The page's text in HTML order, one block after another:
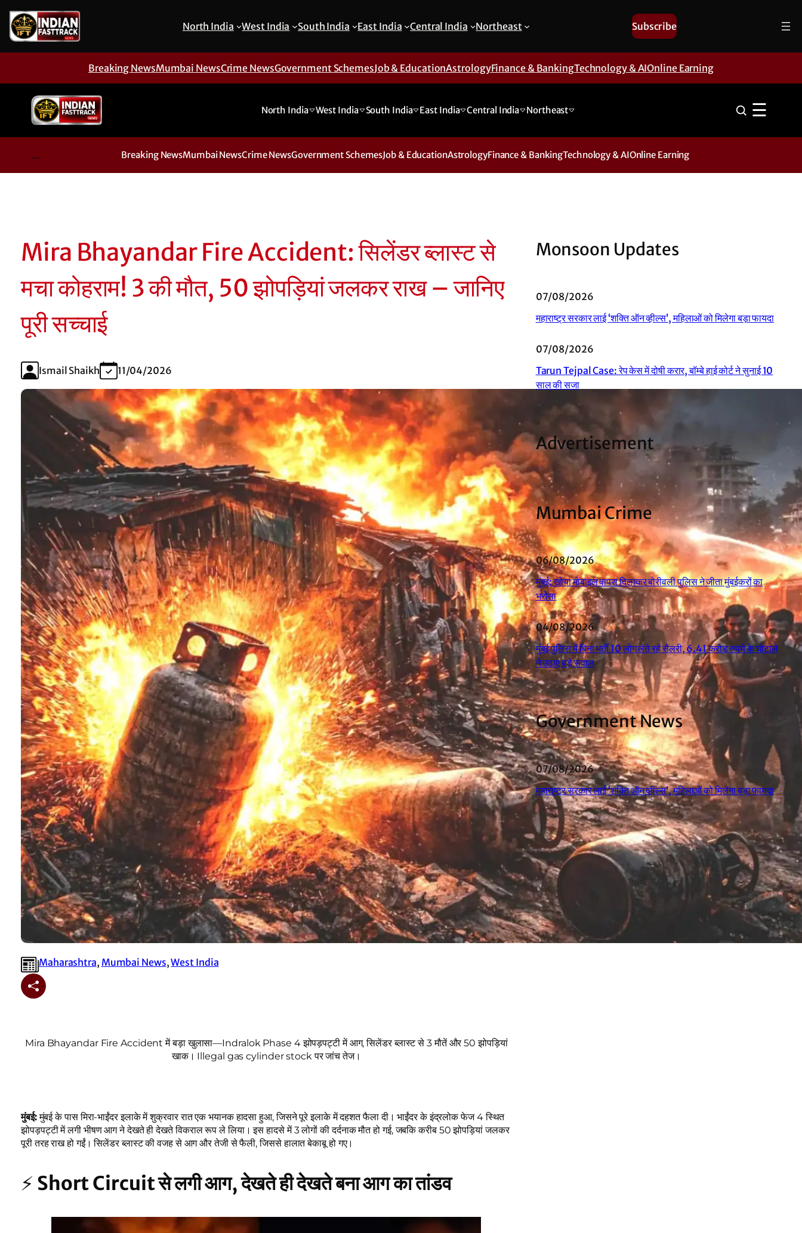
North India West India South India East India Central India Northeast Subscribe
Breaking NewsMumbai NewsCrime NewsGovernment SchemesJob & EducationAstrologyFinance & BankingTechnology & AIOnline Earning
North India West India South India East India Central India Northeast ☰
... Breaking NewsMumbai NewsCrime NewsGovernment SchemesJob & EducationAstrologyFinance & BankingTechnology & AIOnline Earning
Mira Bhayandar Fire Accident: सिलेंडर ब्लास्ट से
मचा कोहराम! 3 की मौत, 50 झोपड़ियां जलकर राख – जानिए
पूरी सच्चाई
Ismail Shaikh 11/04/2026
Maharashtra, Mumbai News, West India
Mira Bhayandar Fire Accident में बड़ा खुलासा—Indralok Phase 4 झोपड़पट्टी में आग, सिलेंडर ब्लास्ट से 3 मौतें और 50 झोपड़ियां
खाक। Illegal gas cylinder stock पर जांच तेज।
मुंबई:मुंबई के पास मिरा-भाईंदर इलाके में शुक्रवार रात एक भयानक हादसा हुआ, जिसने पूरे इलाके में दहशत फैला दी। भाईंदर के इंद्रलोक फेज 4 स्थित
झोपड़पट्टी में लगी भीषण आग ने देखते ही देखते विकराल रूप ले लिया। इस हादसे में 3 लोगों की दर्दनाक मौत हो गई, जबकि करीब 50 झोपड़ियां जलकर
पूरी तरह राख हो गईं। सिलेंडर ब्लास्ट की वजह से आग और तेजी से फैली, जिससे हालात बेकाबू हो गए।
⚡ Short Circuit से लगी आग, देखते ही देखते बना आग का तांडव
Monsoon Updates
07/08/2026
महाराष्ट्र सरकार लाई ‘शक्ति ऑन व्हील्स’, महिलाओं को मिलेगा बड़ा फायदा
07/08/2026
Tarun Tejpal Case: रेप केस में दोषी करार, बॉम्बे हाई कोर्ट ने सुनाई 10
साल की सजा
Advertisement
Mumbai Crime
06/08/2026
मुंबई: खोया मोबाइल वापस दिलाकर बोरीवली पुलिस ने जीता मुंबईकरों का
भरोसा
04/08/2026
मुंबई पुलिस में बिना भर्ती 10 लोग लेते रहे सैलरी, 6.41 करोड़ रुपये के घोटाले
ने उठाए बड़े सवाल
Government News
07/08/2026
महाराष्ट्र सरकार लाई ‘शक्ति ऑन व्हील्स’, महिलाओं को मिलेगा बड़ा फायदा